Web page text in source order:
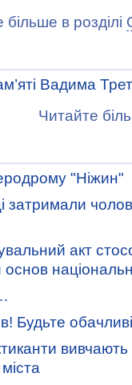
в розділі
Вадима
Читайте
"Ніжин"
затримали
акт
Будьте